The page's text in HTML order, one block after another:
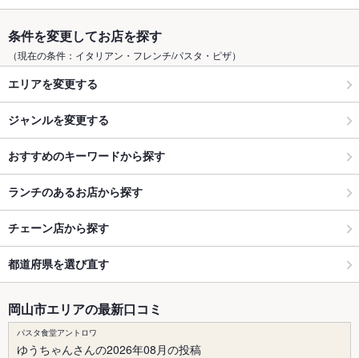
条件を変更してお店を探す
（現在の条件：イタリアン・フレンチ/パスタ・ピザ）
エリアを変更する
ジャンルを変更する
おすすめのキーワードから探す
ランチのあるお店から探す
チェーン店から探す
都道府県を選び直す
岡山市エリアの最新口コミ
パスタ食堂アントロワ
ゆうちゃんさんの2026年08月の投稿